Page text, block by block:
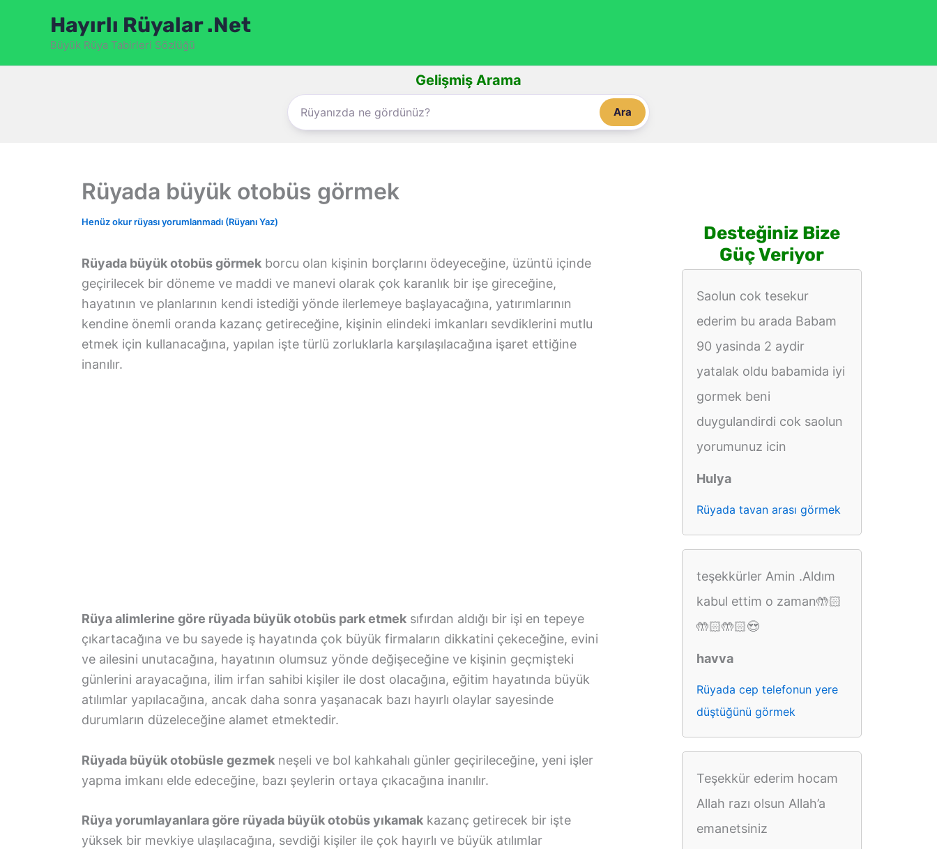
Hayırlı Rüyalar .Net
Büyük Rüya Tabirleri Sözlüğü
Gelişmiş Arama
Ara
Rüyada büyük otobüs görmek
Henüz okur rüyası yorumlanmadı (Rüyanı Yaz)
Rüyada büyük otobüs görmek borcu olan kişinin borçlarını ödeyeceğine, üzüntü içinde
geçirilecek bir döneme ve maddi ve manevi olarak çok karanlık bir işe gireceğine,
hayatının ve planlarının kendi istediği yönde ilerlemeye başlayacağına, yatırımlarının
kendine önemli oranda kazanç getireceğine, kişinin elindeki imkanları sevdiklerini mutlu
etmek için kullanacağına, yapılan işte türlü zorluklarla karşılaşılacağına işaret ettiğine
inanılır.
Rüya alimlerine göre rüyada büyük otobüs park etmek sıfırdan aldığı bir işi en tepeye
çıkartacağına ve bu sayede iş hayatında çok büyük firmaların dikkatini çekeceğine, evini
ve ailesini unutacağına, hayatının olumsuz yönde değişeceğine ve kişinin geçmişteki
günlerini arayacağına, ilim irfan sahibi kişiler ile dost olacağına, eğitim hayatında büyük
atılımlar yapılacağına, ancak daha sonra yaşanacak bazı hayırlı olaylar sayesinde
durumların düzeleceğine alamet etmektedir.
Rüyada büyük otobüsle gezmek neşeli ve bol kahkahalı günler geçirileceğine, yeni işler
yapma imkanı elde edeceğine, bazı şeylerin ortaya çıkacağına inanılır.
Rüya yorumlayanlara göre rüyada büyük otobüs yıkamak kazanç getirecek bir işte
yüksek bir mevkiye ulaşılacağına, sevdiği kişiler ile çok hayırlı ve büyük atılımlar
Desteğiniz Bize
Güç Veriyor
Saolun cok tesekur
ederim bu arada Babam
90 yasinda 2 aydir
yatalak oldu babamida iyi
gormek beni
duygulandirdi cok saolun
yorumunuz icin
Hulya
Rüyada tavan arası görmek
teşekkürler Amin .Aldım
kabul ettim o zaman🤲🏻
🤲🏻🤲🏻😍
havva
Rüyada cep telefonun yere
düştüğünü görmek
Teşekkür ederim hocam
Allah razı olsun Allah’a
emanetsiniz